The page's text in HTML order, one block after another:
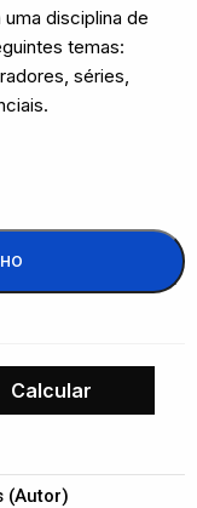
disciplina de
temas:
séries,
(Autor)